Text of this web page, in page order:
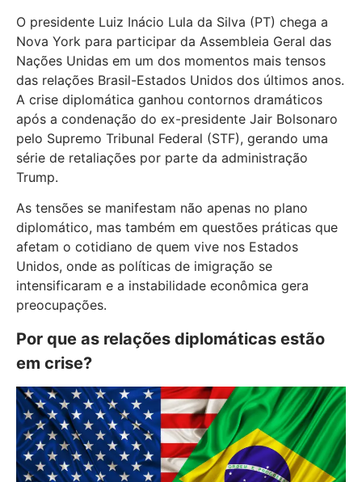
O presidente Luiz Inácio Lula da Silva (PT) chega a
Nova York para participar da Assembleia Geral das
Nações Unidas em um dos momentos mais tensos
das relações Brasil-Estados Unidos dos últimos anos.
A crise diplomática ganhou contornos dramáticos
após a condenação do ex-presidente Jair Bolsonaro
pelo Supremo Tribunal Federal (STF), gerando uma
série de retaliações por parte da administração
Trump.
As tensões se manifestam não apenas no plano
diplomático, mas também em questões práticas que
afetam o cotidiano de quem vive nos Estados
Unidos, onde as políticas de imigração se
intensificaram e a instabilidade econômica gera
preocupações.
Por que as relações diplomáticas estão
em crise?